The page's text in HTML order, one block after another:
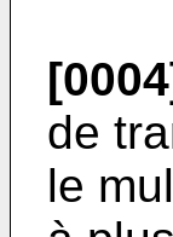
de
le